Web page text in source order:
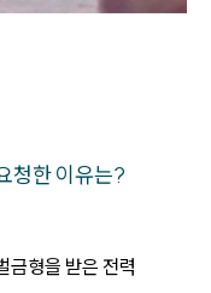
청한 이유는?
금형을 받은 전력